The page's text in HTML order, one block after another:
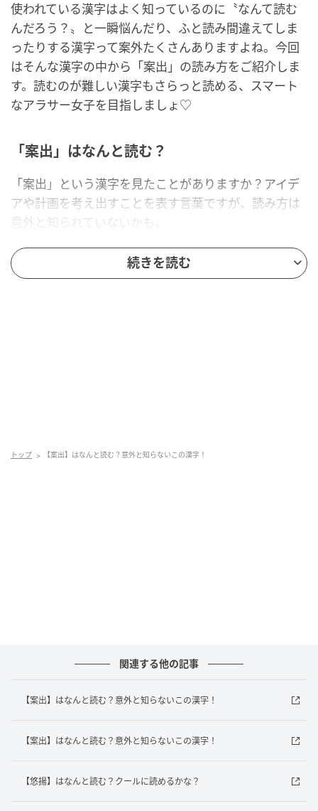
使われている漢字はよく知っているのに〝なんて読む
んだろう？〟と一瞬悩んだり、ふと読み間違えてしま
ったりする漢字って案外たくさんありますよね。今回
はそんな漢字の中から「案出」の読み方をご紹介しま
す。読むのが難しい漢字もさらっと読める、スマート
なアラサー女子を目指しましょ♡
「案出」はなんと読む？
「案出」という漢字を見たことがありますか？アイデ
アや計画を考え出すことを表す言葉ですが、読み方は
意外と知られていないかも。
正解を知りたい人は、もう少しスクロールしてみて！
す」を意味するので、まさに「考えを生み出す」とい
う意味がそのまま詰まった言葉なんです。日常会話で
はあまり耳にしないかもしれませんが、仕事の場面で
さらっと使えると、デキる印象を与えられそうな一語
ですね。
ってる？」と聞いて自慢してみて！
続きを読む
トップ 【案出】はなんと読む？意外と知らないこの漢字！
関連する他の記事
【案出】はなんと読む？意外と知らないこの漢字！
【案出】はなんと読む？意外と知らないこの漢字！
【悠揚】はなんと読む？クールに読めるかな？